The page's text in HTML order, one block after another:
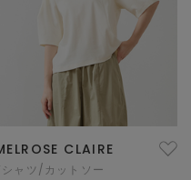
CLAIRE
シャツ/カットソー